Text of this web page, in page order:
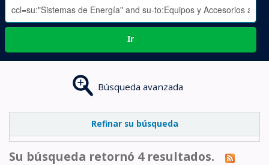
Ir
Búsqueda avanzada
Refinar su búsqueda
Su búsqueda retornó 4 resultados.